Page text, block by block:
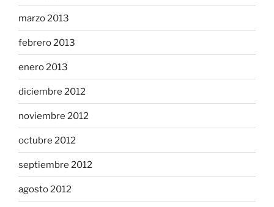
marzo 2013
febrero 2013
enero 2013
diciembre 2012
noviembre 2012
octubre 2012
septiembre 2012
agosto 2012